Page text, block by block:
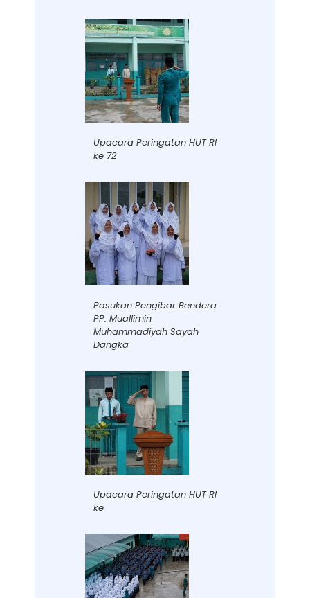
Upacara Peringatan HUT RI
ke 72
Pasukan Pengibar Bendera
PP. Muallimin
Muhammadiyah Sayah
Dangka
Upacara Peringatan HUT RI
ke